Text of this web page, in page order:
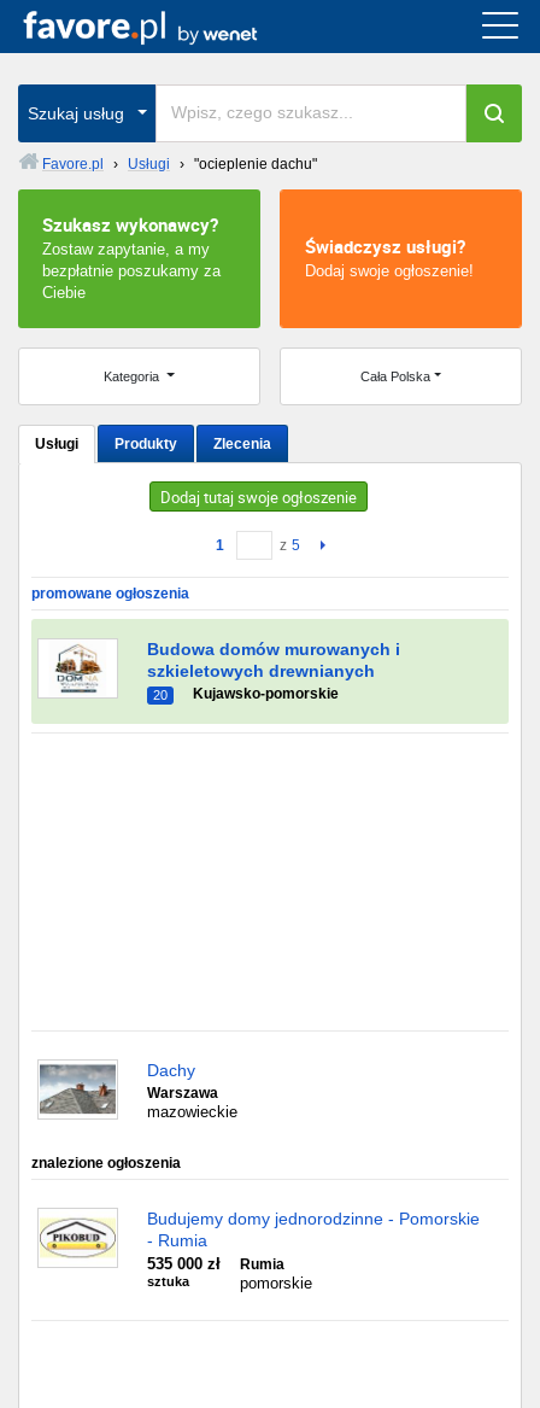
Szukaj usług
Favore.pl › Usługi › "ocieplenie dachu"
Szukasz wykonawcy?
Zostaw zapytanie, a my
bezpłatnie poszukamy za
Ciebie
Świadczysz usługi?
Dodaj swoje ogłoszenie!
Kategoria Cała Polska
Usługi Produkty Zlecenia
Dodaj tutaj swoje ogłoszenie
1 z 5
promowane ogłoszenia
Budowa domów murowanych i
szkieletowych drewnianych
20 Kujawsko-pomorskie
Dachy
Warszawa
mazowieckie
znalezione ogłoszenia
Budujemy domy jednorodzinne - Pomorskie
- Rumia
535 000 zł
sztuka
Rumia
pomorskie
Cała Polska
wszystkie w całym kraju
Warszawa
Wrocław
Łódź
Gdańsk
Chorzów
Lublin
Częstochowa
Sosnowiec